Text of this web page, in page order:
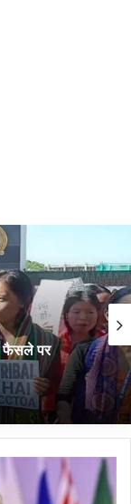
पर